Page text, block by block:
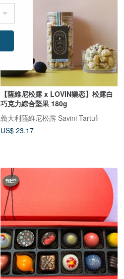
【薩維尼松露 x LOVIN樂恋】松露白
巧克力綜合堅果 180g
義大利薩維尼松露 Savini Tartufi
US$ 23.17